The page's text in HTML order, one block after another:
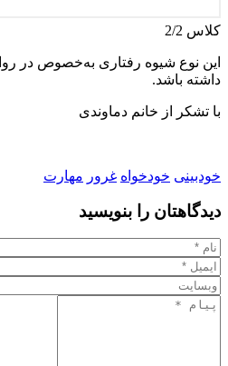
کلاس 2/2
این نوع شیوه رفتاری به‌خصوص در
داشته باشد.
با تشکر از خانم دماوندی
خودبینی خودخواه غرور مهارت
دیدگاهتان را بنویسید